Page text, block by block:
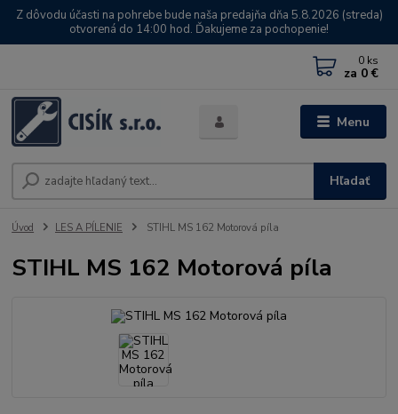
Z dôvodu účasti na pohrebe bude naša predajňa dňa 5.8.2026 (streda)
otvorená do 14:00 hod. Ďakujeme za pochopenie!
Menu
Hľadať
0 ks
za 0 €
Úvod LES A PÍLENIE STIHL MS 162 Motorová píla
STIHL MS 162 Motorová píla